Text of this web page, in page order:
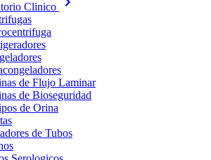
Clinico
de Flujo Laminar
de Bioseguridad
de Orina
de Tubos